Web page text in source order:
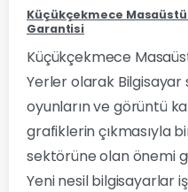
Küçükçekmece
Garantisi
Küçükçekmece
Yerler olarak
oyunların ve görüntü
grafiklerin çıkmasıyla
sektörüne olan önemi
Yeni nesil bilgisayarlar